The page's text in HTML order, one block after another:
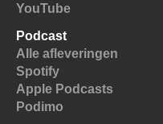
YouTube
Podcast
Alle afleveringen
Spotify
Apple Podcasts
Podimo